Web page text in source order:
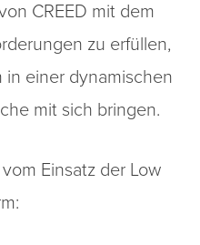
CREED mit dem
zu erfüllen,
in einer dynamischen
mit sich bringen.
Einsatz der Low